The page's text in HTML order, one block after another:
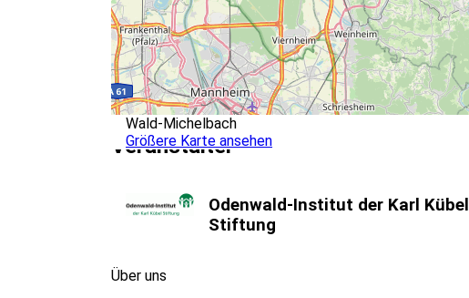
Wald-Michelbach
Größere Karte ansehen
Veranstalter
Odenwald-Institut der Karl Kübel
Stiftung
Über uns